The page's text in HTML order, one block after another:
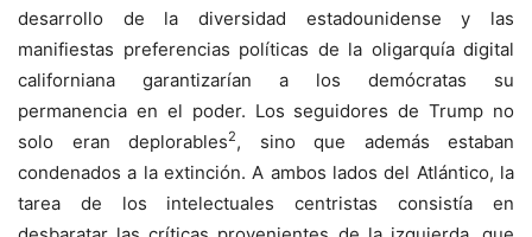
desarrollo de la diversidad estadounidense y las
manifiestas preferencias políticas de la oligarquía digital
californiana garantizarían a los demócratas su
permanencia en el poder. Los seguidores de Trump no
solo eran deplorables2, sino que además estaban
condenados a la extinción. A ambos lados del Atlántico, la
tarea de los intelectuales centristas consistía en